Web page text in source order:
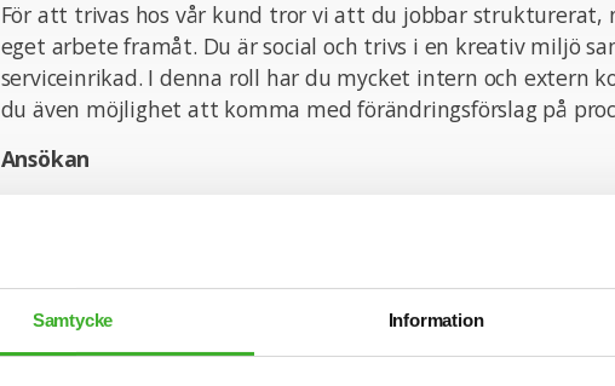
Samtycke Information
För att trivas hos vår kund tror vi att du jobbar strukturerat,
eget arbete framåt. Du är social och trivs i en kreativ miljö
serviceinrikad. I denna roll har du mycket intern och extern
du även möjlighet att komma med förändringsförslag på
Ansökan
intervjuar löpande och tjänsten kan komma att tillsättas
Varmt välkommen med din ansökan!